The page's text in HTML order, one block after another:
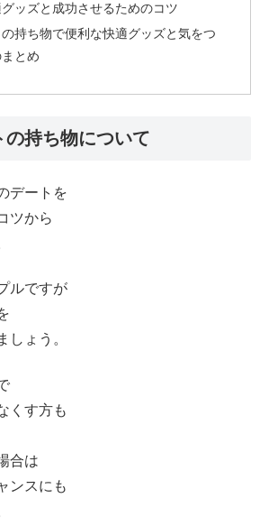
ッズと成功させるためのコツ
持ち物で便利な快適グッズと気をつ
とめ
持ち物について
デートを
ツから
ルですが
しょう。
くす方も
合は
ンスにも